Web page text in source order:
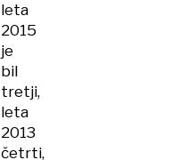
leta
2015
je
bil
tretji,
leta
2013
četrti,